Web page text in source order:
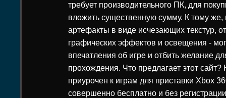
требует производительного ПК, для
вложить существенную сумму. К тому
артефакты в виде исчезающих текстур,
графических эффектов и освещения -
впечатления об игре и отбить желание
прохождения. Что предлагает этот
приурочен к играм для приставки Xbox
совершенно бесплатно и без